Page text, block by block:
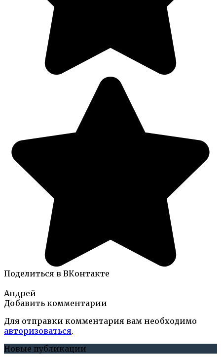
Поделиться в ВКонтакте
Андрей
Добавить комментарии
Для отправки комментария вам необходимо
авторизоваться.
Новые публикации